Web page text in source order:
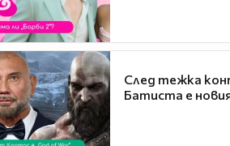
След тежка
Батиста е